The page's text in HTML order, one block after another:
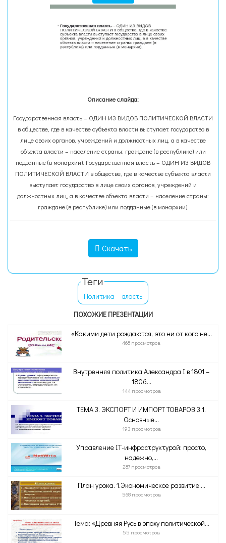
Описание слайда:
Государственная власть – ОДИН ИЗ ВИДОВ ПОЛИТИЧЕСКОЙ ВЛАСТИ
в обществе, где в качестве субъекта власти выступает государство в
лице своих органов, учреждений и должностных лиц, а в качестве
объекта власти – население страны: граждане (в республике) или
подданные (в монархии). Государственная власть – ОДИН ИЗ ВИДОВ
ПОЛИТИЧЕСКОЙ ВЛАСТИ в обществе, где в качестве субъекта власти
выступает государство в лице своих органов, учреждений и
должностных лиц, а в качестве объекта власти – население страны:
граждане (в республике) или подданные (в монархии).
Скачать
Теги
Политика
власть
ПОХОЖИЕ ПРЕЗЕНТАЦИИ
«Какими дети рождаются, это ни от кого не...
468 просмотров
Внутренняя политика Александра Ι в 1801 –
1806...
144 просмотров
ТЕМА 3. ЭКСПОРТ И ИМПОРТ ТОВАРОВ 3.1.
Основные...
193 просмотров
Управление IT-инфраструктурой: просто,
надежно,...
287 просмотров
План урока. 1.Экономическое развитие....
568 просмотров
Тема: «Древняя Русь в эпоху политической...
55 просмотров